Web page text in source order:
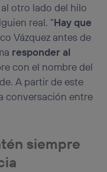
otro lado del hilo
real. “Hay que
Vázquez antes de
responder al
con el nombre del
A partir de este
conversación entre
siempre